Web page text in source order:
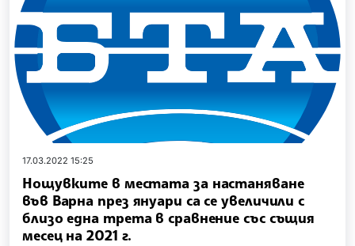
17.03.2022 15:25
Нощувките в местата за настаняване
във Варна през януари са се увеличили с
близо една трета в сравнение със същия
месец на 2021 г.